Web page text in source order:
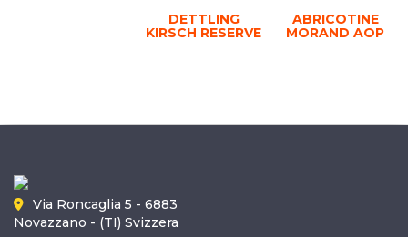
DETTLING
KIRSCH RESERVE
ABRICOTINE
MORAND AOP
Via Roncaglia 5 - 6883
Novazzano - (TI) Svizzera